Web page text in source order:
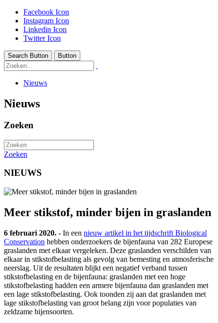
Facebook Icon
Instagram Icon
Linkedin Icon
Twitter Icon
Search Button Button
Nieuws
Nieuws
Zoeken
Zoeken
NIEUWS
Meer stikstof, minder bijen in graslanden
6 februari 2020. - In een nieuw artikel in het tijdschrift Biological
Conservation hebben onderzoekers de bijenfauna van 282 Europese
graslanden met elkaar vergeleken. Deze graslanden verschilden van
elkaar in stikstofbelasting als gevolg van bemesting en atmosferische
neerslag. Uit de resultaten blijkt een negatief verband tussen
stikstofbelasting en de bijenfauna: graslanden met een hoge
stikstofbelasting hadden een armere bijenfauna dan graslanden met
een lage stikstofbelasting. Ook toonden zij aan dat graslanden met
lage stikstofbelasting van groot belang zijn voor populaties van
zeldzame bijensoorten.